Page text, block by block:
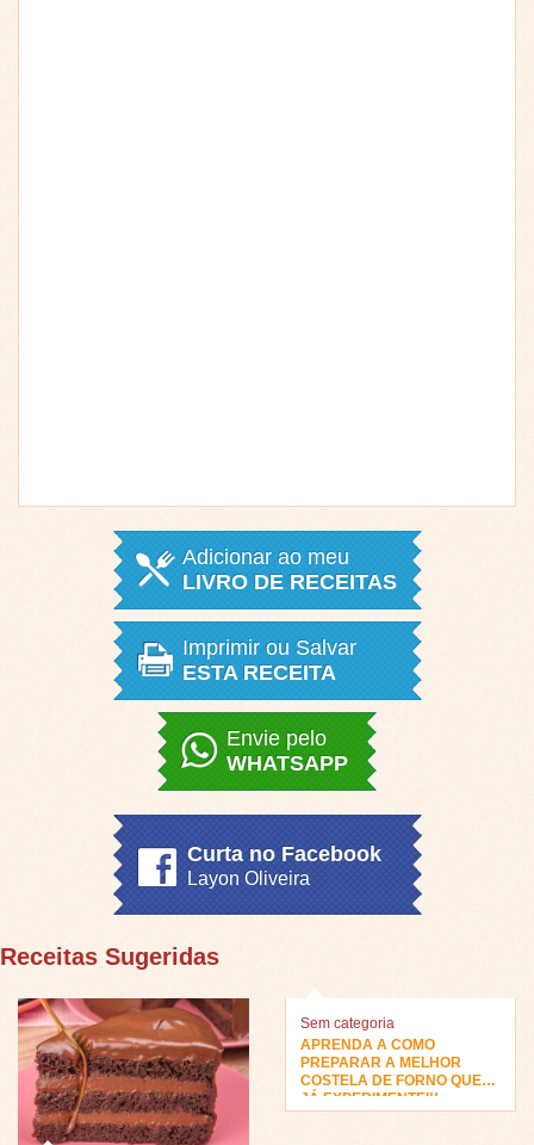
Adicionar ao meu
LIVRO DE RECEITAS
Imprimir ou Salvar
ESTA RECEITA
Envie pelo
WHATSAPP
Curta no Facebook
Layon Oliveira
Receitas Sugeridas
Sem categoria
APRENDA A COMO
PREPARAR A MELHOR
COSTELA DE FORNO QUE
JÁ EXPERIMENTEI!!